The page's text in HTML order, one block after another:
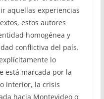
aquellas experiencias
estos autores
homogénea y
conflictiva del país.
lo
está marcada por la
interior, la crisis
hacia Montevideo o